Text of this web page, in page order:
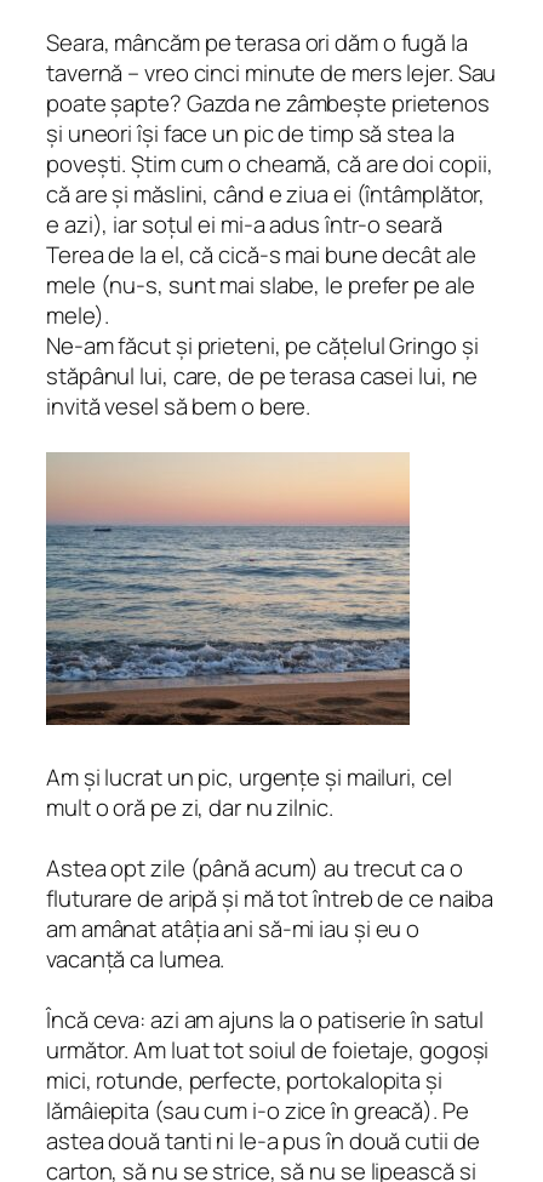
Seara, mâncăm pe terasa ori dăm o fugă la
tavernă – vreo cinci minute de mers lejer. Sau
poate șapte? Gazda ne zâmbește prietenos
și uneori își face un pic de timp să stea la
povești. Știm cum o cheamă, că are doi copii,
că are și măslini, când e ziua ei (întâmplător,
e azi), iar soțul ei mi-a adus într-o seară
Terea de la el, că cică-s mai bune decât ale
mele (nu-s, sunt mai slabe, le prefer pe ale
mele).
Ne-am făcut și prieteni, pe cățelul Gringo și
stăpânul lui, care, de pe terasa casei lui, ne
invită vesel să bem o bere.
Am și lucrat un pic, urgențe și mailuri, cel
mult o oră pe zi, dar nu zilnic.
Astea opt zile (până acum) au trecut ca o
fluturare de aripă și mă tot întreb de ce naiba
am amânat atâția ani să-mi iau și eu o
vacanțăca lumea.
Încă ceva: azi am ajuns la o patiserie în satul
următor. Am luat tot soiul de foietaje, gogoși
mici, rotunde, perfecte, portokalopita și
lămâiepita (sau cum i-o zice în greacă). Pe
astea două tanti ni le-a pus în două cutii de
carton, să nu se strice, să nu se lipească și